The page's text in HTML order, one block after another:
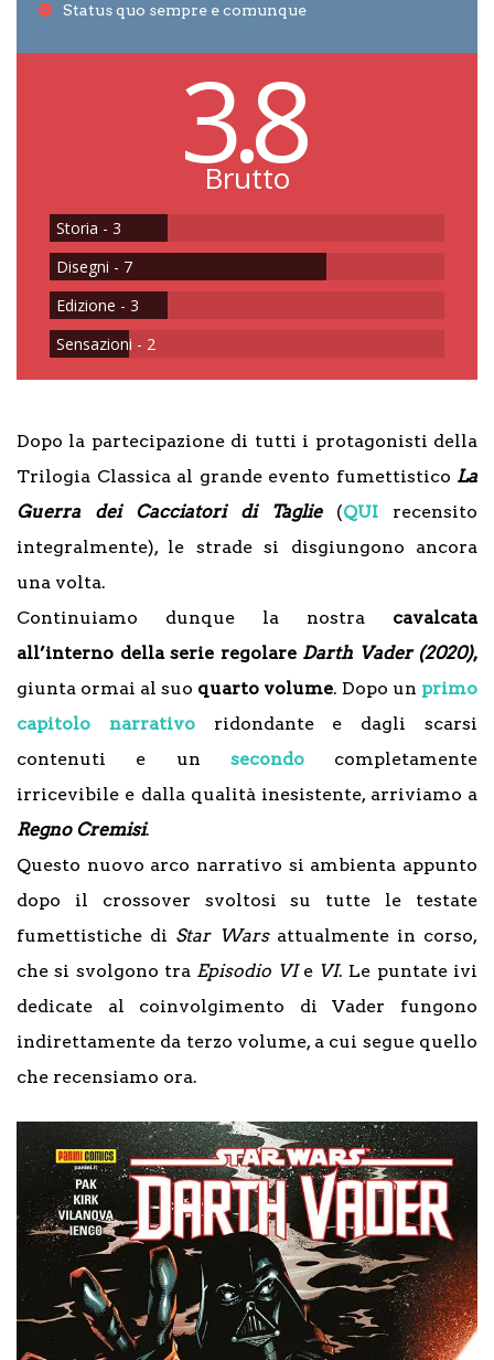
Status quo sempre e comunque
3.8
Brutto
Storia - 3
Disegni - 7
Edizione - 3
Sensazioni - 2
Dopo la partecipazione di tutti i protagonisti della
Trilogia Classica al grande evento fumettistico La
Guerra dei Cacciatori di Taglie(QUI
recensito
integralmente), le strade si disgiungono ancora
una volta.
Continuiamo dunque la nostra cavalcata
all’interno della serie regolare Darth Vader (2020),
giunta ormai al suo quarto volume. Dopo un primo
capitolo narrativoridondante e dagli scarsi
contenuti e un secondo
completamente
irricevibile e dalla qualità inesistente, arriviamo a
Regno Cremisi.
Questo nuovo arco narrativo si ambienta appunto
dopo il crossover svoltosi su tutte le testate
fumettistiche di Star Warsattualmente in corso,
che si svolgono tra Episodio VI eVI. Le puntate ivi
dedicate al coinvolgimento di Vader fungono
indirettamente da terzo volume, a cui segue quello
che recensiamo ora.